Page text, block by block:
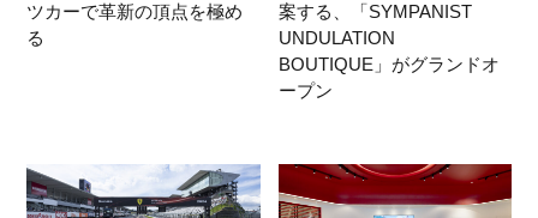
ツカーで革新の頂点を極め
る
案する、「SYMPANIST
UNDULATION
BOUTIQUE」がグランドオ
ープン